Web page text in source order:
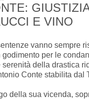
E VINO
vanno sempre
godimento per le
serenità della drastica
Conte stabilita dal
della sua vicenda,